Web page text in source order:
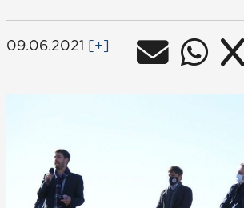
09.06.2021 [+]